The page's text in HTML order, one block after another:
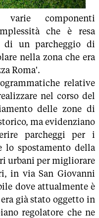
componenti
che è resa
di un parcheggio di
nella zona che era
Roma'.
relative
nel corso del
delle zone di
ma evidenziano
parcheggi per i
lo spostamento della
urbani per migliorare
in via San Giovanni
dove attualmente è
già stato oggetto in
regolatore che ne